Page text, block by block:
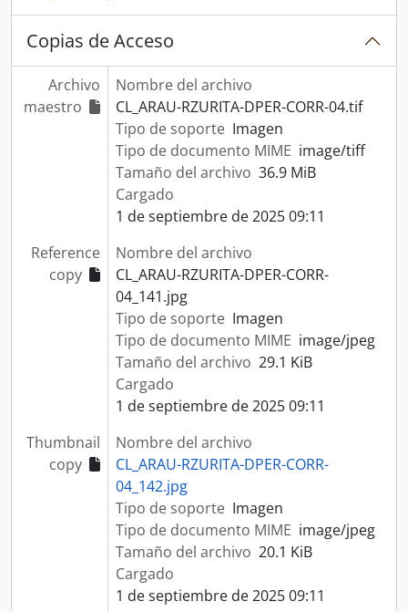
Copias de Acceso
Archivo
maestro
Nombre del archivo
CL_ARAU-RZURITA-DPER-CORR-04.tif
Tipo de soporte Imagen
Tipo de documento MIME image/tiff
Tamaño del archivo 36.9 MiB
Cargado
1 de septiembre de 2025 09:11
Reference
copy
Nombre del archivo
CL_ARAU-RZURITA-DPER-CORR-
04_141.jpg
Tipo de soporte Imagen
Tipo de documento MIME image/jpeg
Tamaño del archivo 29.1 KiB
Cargado
1 de septiembre de 2025 09:11
Thumbnail
copy
Nombre del archivo
CL_ARAU-RZURITA-DPER-CORR-
04_142.jpg
Tipo de soporte Imagen
Tipo de documento MIME image/jpeg
Tamaño del archivo 20.1 KiB
Cargado
1 de septiembre de 2025 09:11